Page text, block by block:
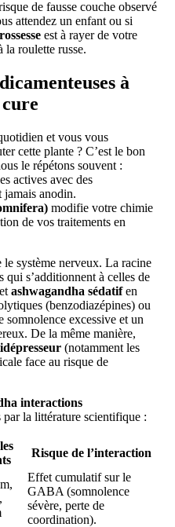
de fausse couche observé
attendez un enfant ou si
est à rayer de votre
la roulette russe.
à
et vous vous
cette plante ? C’est le bon
le répétons souvent :
actives avec des
jamais anodin.
modifie votre chimie
de vos traitements en
système nerveux. La racine
qui s’additionnent à celles de
ashwagandha sédatifen
(benzodiazépines) ou
somnolence excessive et un
De la même manière,
(notamment les
face au risque de
interactions
par la littérature scientifique :
Risque de l’interaction
Effet cumulatif sur le
GABA (somnolence
sévère, perte de
coordination).